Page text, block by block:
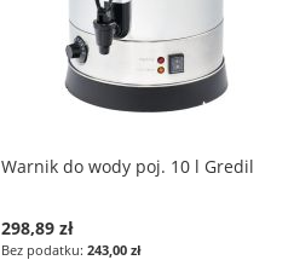
Warnik do wody poj. 10 l Gredil
298,89 zł
243,00 zł